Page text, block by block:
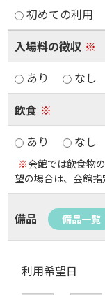
初めての利用
入場料の徴収 ※
あり
なし
飲食 ※
あり
なし
※会館では飲食物
望の場合は、会館指
備品 備品一覧
利用希望日